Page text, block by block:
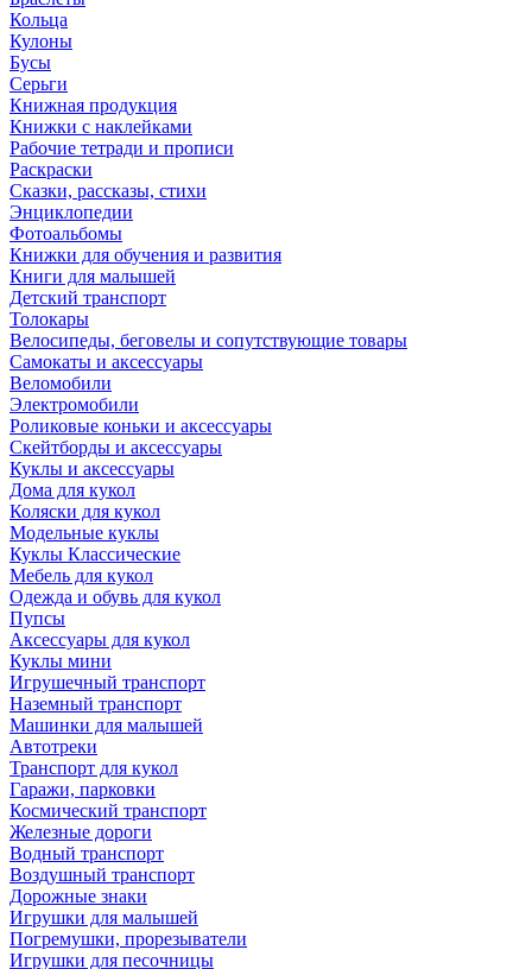
Кольца
Кулоны
Бусы
Серьги
Книжная продукция
Книжки с наклейками
Рабочие тетради и прописи
Раскраски
Сказки, рассказы, стихи
Энциклопедии
Фотоальбомы
Книжки для обучения и развития
Книги для малышей
Детский транспорт
Толокары
Велосипеды, беговелы и сопутствующие товары
Самокаты и аксессуары
Веломобили
Электромобили
Роликовые коньки и аксессуары
Скейтборды и аксессуары
Куклы и аксессуары
Дома для кукол
Коляски для кукол
Модельные куклы
Куклы Классические
Мебель для кукол
Одежда и обувь для кукол
Пупсы
Аксессуары для кукол
Куклы мини
Игрушечный транспорт
Наземный транспорт
Машинки для малышей
Автотреки
Транспорт для кукол
Гаражи, парковки
Космический транспорт
Железные дороги
Водный транспорт
Воздушный транспорт
Дорожные знаки
Игрушки для малышей
Погремушки, прорезыватели
Игрушки для песочницы